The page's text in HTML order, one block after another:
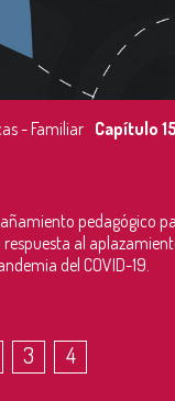
- Familiar Capítulo
pedagógico
al
del COVID-19.
3 4